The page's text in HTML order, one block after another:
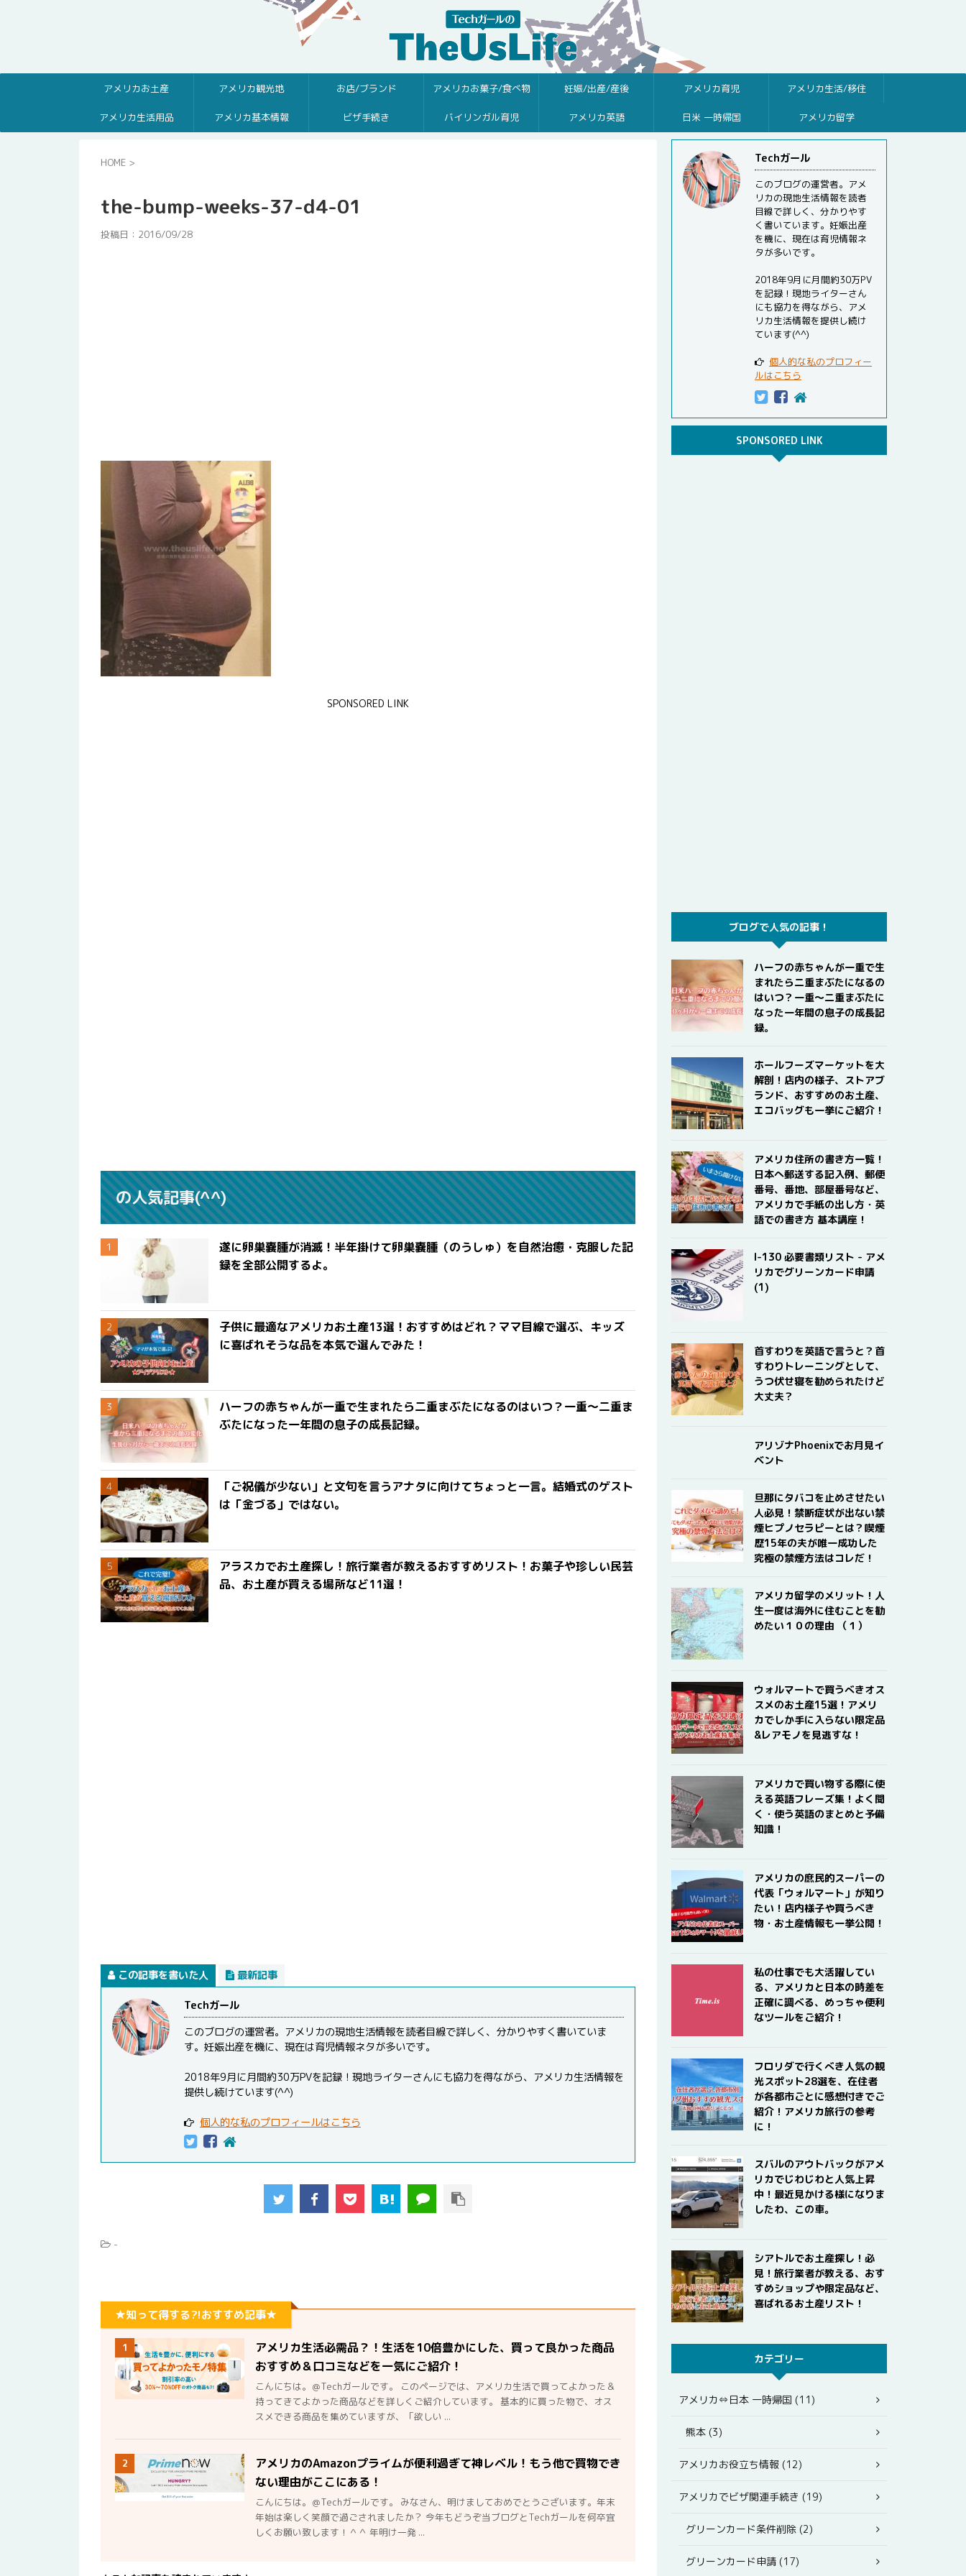
アメリカお土産 アメリカ観光地 お店/ブランド アメリカお菓子/食べ物 妊娠/出産/産後 アメリカ育児 アメリカ生活/移住
アメリカ生活用品 アメリカ基本情報 ビザ手続き バイリンガル育児 アメリカ英語 日米 一時帰国 アメリカ留学
HOME >
the-bump-weeks-37-d4-01
投稿日： 2016/09/28
SPONSORED LINK
の人気記事(^^)
遂に卵巣嚢腫が消滅！半年掛けて卵巣嚢腫（のうしゅ）を自然治癒・克服した記
録を全部公開するよ。
子供に最適なアメリカお土産13選！おすすめはどれ？ママ目線で選ぶ、キッズ
に喜ばれそうな品を本気で選んでみた！
ハーフの赤ちゃんが一重で生まれたら二重まぶたになるのはいつ？一重〜二重ま
ぶたになった一年間の息子の成長記録。
「ご祝儀が少ない」と文句を言うアナタに向けてちょっと一言。結婚式のゲスト
は「金づる」ではない。
アラスカでお土産探し！旅行業者が教えるおすすめリスト！お菓子や珍しい民芸
品、お土産が買える場所など11選！
この記事を書いた人 最新記事
Techガール
このブログの運営者。アメリカの現地生活情報を読者目線で詳しく、分かりやすく書いていま
す。妊娠出産を機に、現在は育児情報ネタが多いです。
2018年9月に月間約30万PVを記録！現地ライターさんにも協力を得ながら、アメリカ生活情報を
提供し続けています(^^)
個人的な私のプロフィールはこちら
-
★知って得する?!おすすめ記事★
1
アメリカ生活必需品？！生活を10倍豊かにした、買って良かった商品
おすすめ＆口コミなどを一気にご紹介！
こんにちは。＠Techガールです。 このページでは、アメリカ生活で買ってよかった＆
持ってきてよかった商品などを詳しくご紹介しています。 基本的に買った物で、オス
スメできる商品を集めていますが、「欲しい ...
2
アメリカのAmazonプライムが便利過ぎて神レベル！もう他で買物でき
ない理由がここにある！
こんにちは。＠Techガールです。 みなさん、明けましておめでとうございます。年末
年始は楽しく笑顔で過ごされましたか？ 今年もどうぞ当ブログとTechガールを何卒宜
しくお願い致します！＾＾ 年明け一発 ...
Techガール
このブログの運営者。アメ
リカの現地生活情報を読者
目線で詳しく、分かりやす
く書いています。妊娠出産
を機に、現在は育児情報ネ
タが多いです。
2018年9月に月間約30万PV
を記録！現地ライターさん
にも協力を得ながら、アメ
リカ生活情報を提供し続け
ています(^^)
個人的な私のプロフィー
ルはこちら
SPONSORED LINK
ブログで人気の記事！
ハーフの赤ちゃんが一重で生
まれたら二重まぶたになるの
はいつ？一重〜二重まぶたに
なった一年間の息子の成長記
録。
ホールフーズマーケットを大
解剖！店内の様子、ストアブ
ランド、おすすめのお土産、
エコバッグも一挙にご紹介！
アメリカ住所の書き方一覧！
日本へ郵送する記入例、郵便
番号、番地、部屋番号など、
アメリカで手紙の出し方・英
語での書き方 基本講座！
I-130 必要書類リスト - アメ
リカでグリーンカード申請
(1)
首すわりを英語で言うと？首
すわりトレーニングとして、
うつ伏せ寝を勧められたけど
大丈夫？
アリゾナPhoenixでお月見イ
ベント
旦那にタバコを止めさせたい
人必見！禁断症状が出ない禁
煙ヒプノセラピーとは？喫煙
歴15年の夫が唯一成功した
究極の禁煙方法はコレだ！
アメリカ留学のメリット！人
生一度は海外に住むことを勧
めたい１０の理由 （１）
ウォルマートで買うべきオス
スメのお土産15選！アメリ
カでしか手に入らない限定品
&レアモノを見逃すな！
アメリカで買い物する際に使
える英語フレーズ集！よく聞
く・使う英語のまとめと予備
知識！
アメリカの庶民的スーパーの
代表「ウォルマート」が知り
たい！店内様子や買うべき
物・お土産情報も一挙公開！
私の仕事でも大活躍してい
る、アメリカと日本の時差を
正確に調べる、めっちゃ便利
なツールをご紹介！
フロリダで行くべき人気の観
光スポット28選を、在住者
が各都市ごとに感想付きでご
紹介！アメリカ旅行の参考
に！
スバルのアウトバックがアメ
リカでじわじわと人気上昇
中！最近見かける様になりま
したわ、この車。
シアトルでお土産探し！必
見！旅行業者が教える、おす
すめショップや限定品など、
喜ばれるお土産リスト！
カテゴリー
アメリカ⇔日本 一時帰国 (11)
熊本 (3)
アメリカお役立ち情報 (12)
アメリカでビザ関連手続き (19)
グリーンカード条件削除 (2)
グリーンカード申請 (17)